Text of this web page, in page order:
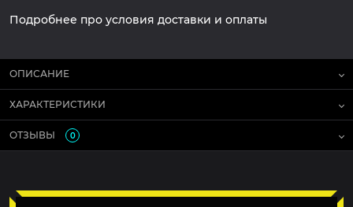
Подробнее про условия доставки и оплаты
ОПИСАНИЕ
ХАРАКТЕРИСТИКИ
ОТЗЫВЫ 0